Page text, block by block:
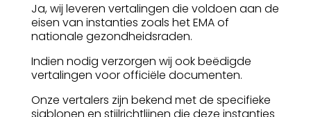
Ja, wij leveren vertalingen die voldoen aan de
eisen van instanties zoals het EMA of
nationale gezondheidsraden.
Indien nodig verzorgen wij ook beëdigde
vertalingen voor officiële documenten.
Onze vertalers zijn bekend met de specifieke